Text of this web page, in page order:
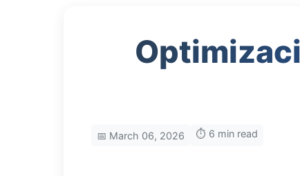
📅 March 06, 2026 ⏱️ 6 min read